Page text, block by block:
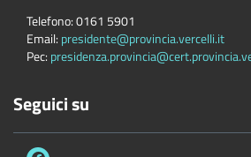
Telefono:0161 5901
Email: presidente@provincia.vercelli.it
Pec:
Seguici su